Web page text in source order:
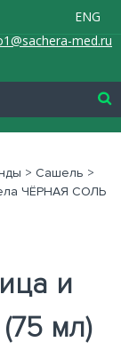
ENG
med.ru
> Сашель >
ЧЁРНАЯ СОЛЬ
и
мл)